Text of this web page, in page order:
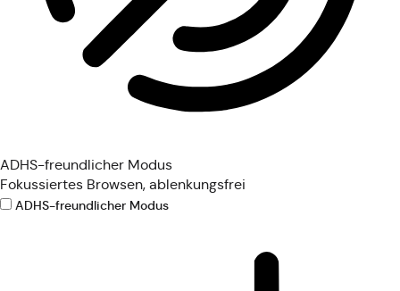
ADHS-freundlicher Modus
Fokussiertes Browsen, ablenkungsfrei
ADHS-freundlicher Modus